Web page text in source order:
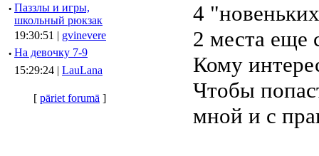
· Паззлы и игры,
школьный рюкзак
19:30:51 | gvinevere
· Hа девочку 7-9
15:29:24 | LauLana
[ pāriet forumā ]
4
2 места еще
Кому
Чтобы
мной и с